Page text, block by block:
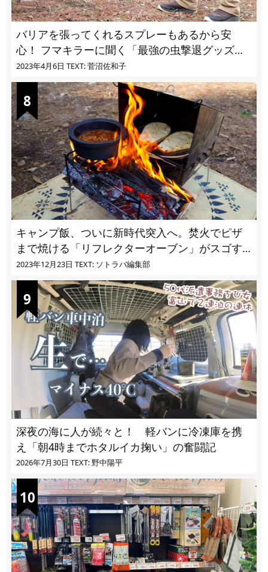
バリアを張ってくれるスプレーもあるから安
心！ フマキラーに聞く「最強の虫撃退グッズ
vol.4」【キャンプサイトで使う虫よけ】
2023年4月6日 TEXT: 菅沼佐和子
キャンプ飯、ついに新時代突入へ。焚火でピザ
まで焼ける「リフレクターオーブン」がスゴす
ぎる
2023年12月23日 TEXT: ソトラバ編集部
深夜の海に人が続々と！ 軽バンに冷凍庫を携
え「朝4時までホタルイカ掬い」の奮闘記
2026年7月30日 TEXT: 野中陽平